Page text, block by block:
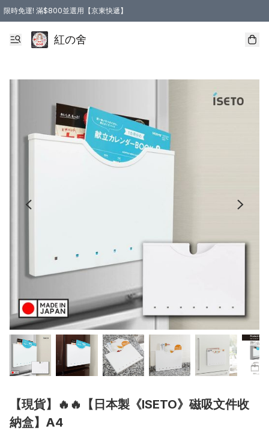
限時免運! 滿$800並選用【京東快遞】
紅の舍
【現貨】🔥🔥【日本製《ISETO》磁吸文件收
納盒】A4